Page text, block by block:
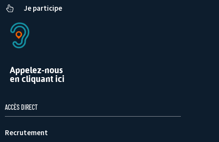
Je participe
Appelez-nous
en cliquant ici
ACCÈS DIRECT
Recrutement